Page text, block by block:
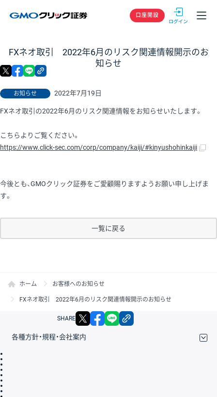
GMOクリック
口座開設
FXネオ取引 2022年6月のリスク関連情報開示のお
知らせ
お知らせ 2022年7月19日
X facebook
FXネオ取引の2022年6月のリスク関連情報をお知らせいたします。
こちらよりご覧ください。
https://www.click-sec.com/corp/company/kaiji/#kinyushohinkaiji
今後とも、GMOクリック証券をご愛顧賜りますようお願い申し上げま
す。
一覧に戻る
ホーム お客様へのお知らせ
FXネオ取引 2022年6月のリスク関連情報開示のお知らせ
SHARE X facebook
各種方針・規程・会社案内